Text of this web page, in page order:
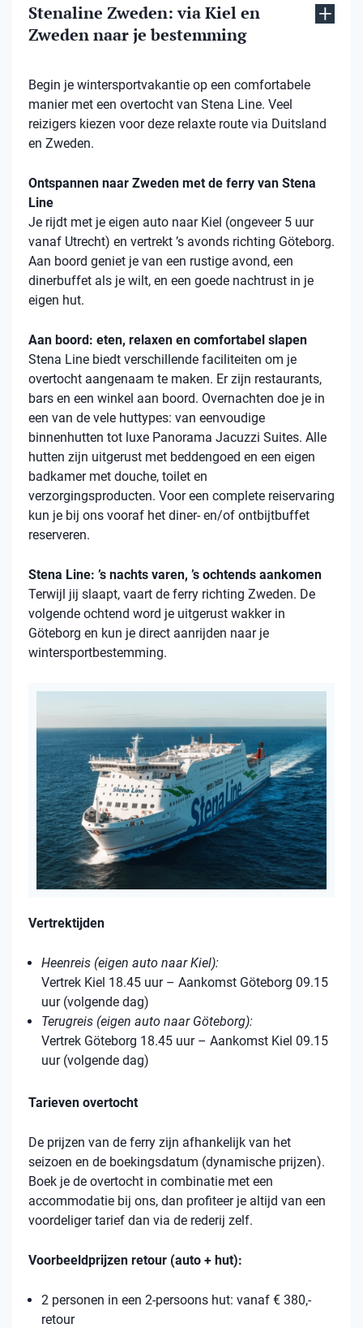
Stenaline Zweden: via Kiel en
Zweden naar je bestemming
Begin je wintersportvakantie op een comfortabele
manier met een overtocht van Stena Line. Veel
reizigers kiezen voor deze relaxte route via Duitsland
en Zweden.
Ontspannen naar Zweden met de ferry van Stena
Line
Je rijdt met je eigen auto naar Kiel (ongeveer 5 uur
vanaf Utrecht) en vertrekt ’s avonds richting Göteborg.
Aan boord geniet je van een rustige avond, een
dinerbuffet als je wilt, en een goede nachtrust in je
eigen hut.
Aan boord: eten, relaxen en comfortabel slapen
Stena Line biedt verschillende faciliteiten om je
overtocht aangenaam te maken. Er zijn restaurants,
bars en een winkel aan boord. Overnachten doe je in
een van de vele huttypes: van eenvoudige
binnenhutten tot luxe Panorama Jacuzzi Suites. Alle
hutten zijn uitgerust met beddengoed en een eigen
badkamer met douche, toilet en
verzorgingsproducten. Voor een complete reiservaring
kun je bij ons vooraf het diner- en/of ontbijtbuffet
reserveren.
Stena Line: ’s nachts varen, ’s ochtends aankomen
Terwijl jij slaapt, vaart de ferry richting Zweden. De
volgende ochtend word je uitgerust wakker in
Göteborg en kun je direct aanrijden naar je
wintersportbestemming.
Vertrektijden
Heenreis (eigen auto naar Kiel):
Vertrek Kiel 18.45 uur – Aankomst Göteborg 09.15
uur (volgende dag)
Terugreis (eigen auto naar Göteborg):
Vertrek Göteborg 18.45 uur – Aankomst Kiel 09.15
uur (volgende dag)
Tarieven overtocht
De prijzen van de ferry zijn afhankelijk van het
seizoen en de boekingsdatum (dynamische prijzen).
Boek je de overtocht in combinatie met een
accommodatie bij ons, dan profiteer je altijd van een
voordeliger tarief dan via de rederij zelf.
Voorbeeldprijzen retour (auto + hut):
2 personen in een 2-persoons hut: vanaf € 380,-
retour